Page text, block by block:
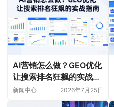
AI营销怎么做？GEO优化
让搜索排名狂飙的实战指
南
新闻中心 2026年7月25日